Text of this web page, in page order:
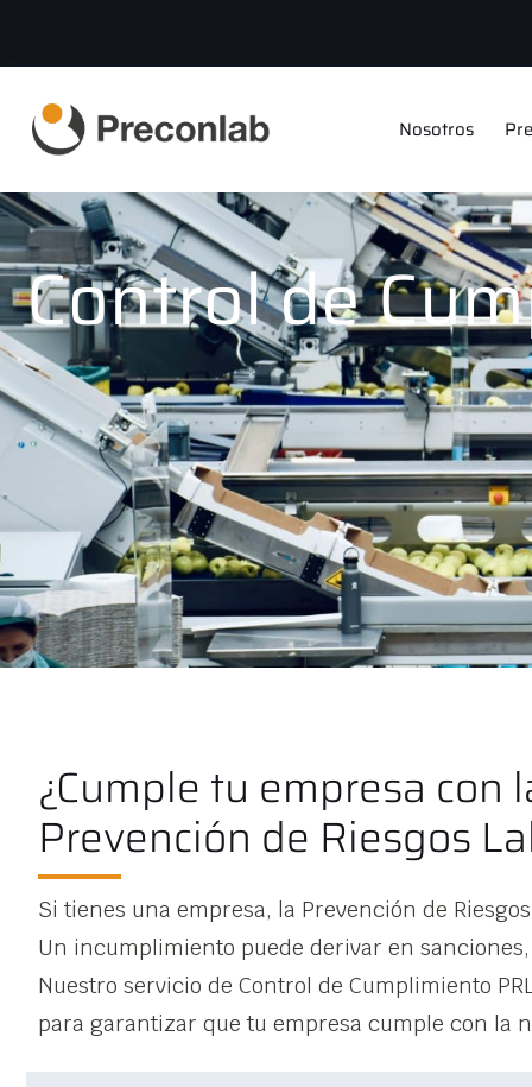
Nosotros
Control de
¿Cumple tu empresa con
Prevención de Riesgos
Si tienes una empresa, la Prevención de
Un incumplimiento puede derivar en
Nuestro servicio de Control de Cumplimiento
para garantizar que tu empresa cumple con la